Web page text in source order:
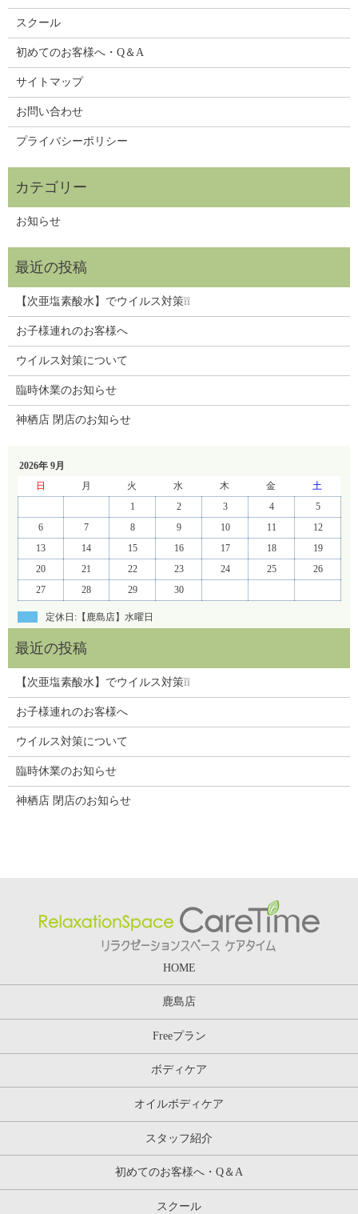
スクール
初めてのお客様へ・Q＆A
サイトマップ
お問い合わせ
プライバシーポリシー
お知らせ
【次亜塩素酸水】でウイルス対策❕❕
お子様連れのお客様へ
ウイルス対策について
臨時休業のお知らせ
神栖店 閉店のお知らせ
2026年 9月
日
月 火 水 木 金
土
1
2 3 4
5
6
7 8 9 10 11
12
13
14 15 16 17 18
19
20
21 22 23 24 25
26
27
28 29 30
定休日:【鹿島店】水曜日
【次亜塩素酸水】でウイルス対策❕❕
お子様連れのお客様へ
ウイルス対策について
臨時休業のお知らせ
神栖店 閉店のお知らせ
HOME
鹿島店
Freeプラン
ボディケア
オイルボディケア
スタッフ紹介
初めてのお客様へ・Q＆A
スクール